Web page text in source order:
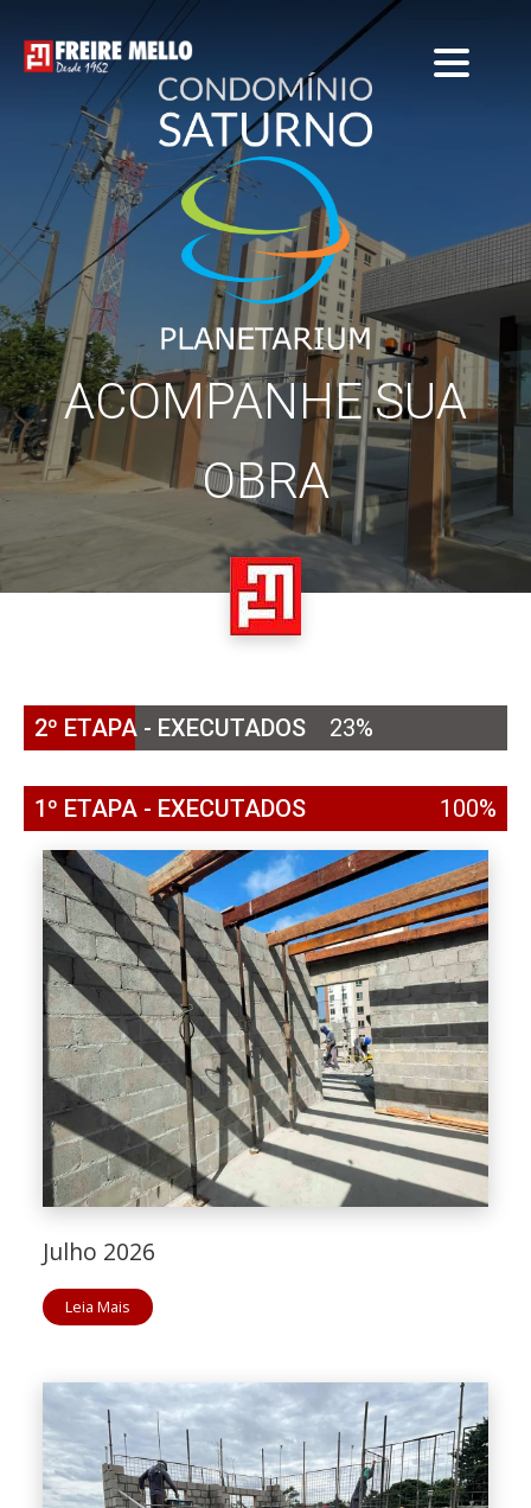
ACOMPANHE SUA
OBRA
2º ETAPA - EXECUTADOS 23%
1º ETAPA - EXECUTADOS 100%
Julho 2026
Leia Mais